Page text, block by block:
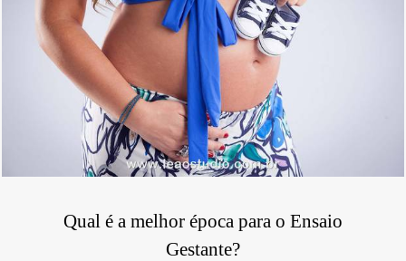
Qual é a melhor época para o Ensaio
Gestante?